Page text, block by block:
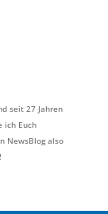
seit 27 Jahren
ich Euch
NewsBlog also